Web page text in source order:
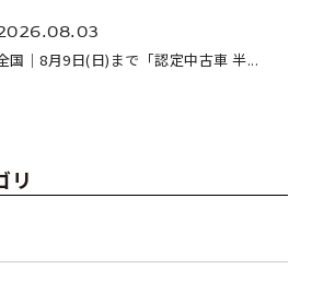
国｜8月9日(日)まで「認定中古車 半...
リ